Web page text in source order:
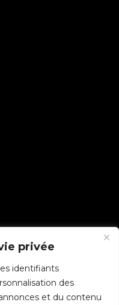
privée
identifiants
des
et du contenu